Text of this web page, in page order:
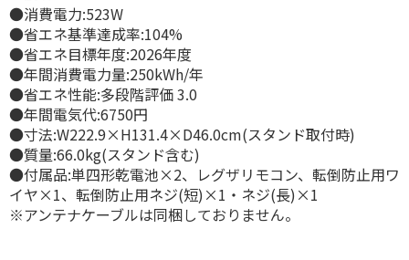
●消費電力:523W
●省エネ基準達成率:104%
●省エネ目標年度:2026年度
●年間消費電力量:250kWh/年
●省エネ性能:多段階評価 3.0
●年間電気代:6750円
●寸法:W222.9×H131.4×D46.0cm(スタンド取付時)
●質量:66.0kg(スタンド含む)
●付属品:単四形乾電池×2、レグザリモコン、転倒防止用ワ
イヤ×1、転倒防止用ネジ(短)×1・ネジ(長)×1
※アンテナケーブルは同梱しておりません。